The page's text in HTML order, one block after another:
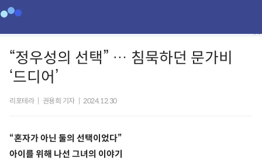
“정우성의 선택” … 침묵하던 문가비
‘드디어’
리포테라 권용희 기자 2024.12.30
“혼자가 아닌 둘의 선택이었다”
아이를 위해 나선 그녀의 이야기